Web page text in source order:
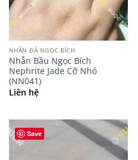
NHẪN ĐÁ NGỌC BÍCH
Nhẫn Bầu Ngọc Bích
Nephrite Jade Cỡ Nhỏ
(NN041)
Liên hệ
Save